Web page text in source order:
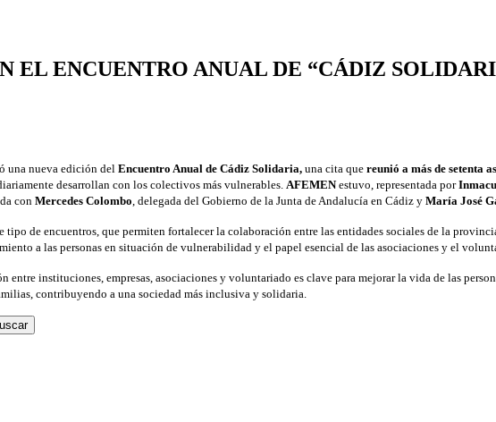
EL ENCUENTRO ANUAL DE “CÁDIZ
una nueva edición del Encuentro Anual de Cádiz Solidaria, una cita que reunió a más de setenta
desarrollan con los colectivos más vulnerables. AFEMENestuvo, representada por
con Mercedes Colombo , delegada del Gobierno de la Junta de Andalucía en Cádiz y María José
tipo de encuentros, que permiten fortalecer la colaboración entre las entidades sociales de la
a las personas en situación de vulnerabilidad y el papel esencial de las asociaciones y el
entre instituciones, empresas, asociaciones y voluntariado es clave para mejorar la vida de las
contribuyendo a una sociedad más inclusiva y solidaria.